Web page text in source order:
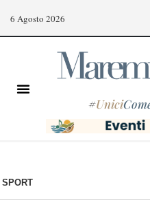
6 Agosto 2026
#Unici
SPORT